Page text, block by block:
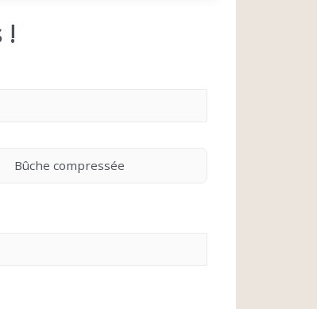
!
Bûche compressée